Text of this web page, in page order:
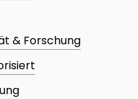
& Forschung